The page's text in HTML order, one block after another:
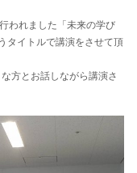
われました「未来の学び
タイトルで講演をさせて頂
方とお話しながら講演さ